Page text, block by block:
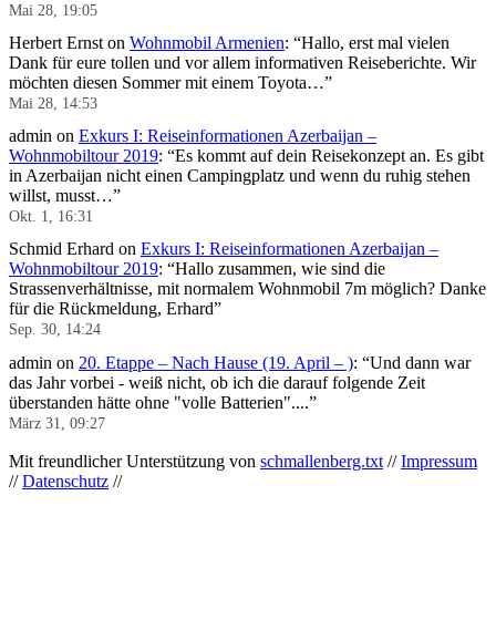
Mai 28, 19:05
Herbert Ernst on Wohnmobil Armenien: “Hallo, erst mal vielen
Dank für eure tollen und vor allem informativen Reiseberichte. Wir
möchten diesen Sommer mit einem Toyota…”
Mai 28, 14:53
admin on Exkurs I: Reiseinformationen Azerbaijan –
Wohnmobiltour 2019: “Es kommt auf dein Reisekonzept an. Es gibt
in Azerbaijan nicht einen Campingplatz und wenn du ruhig stehen
willst, musst…”
Okt. 1, 16:31
Schmid Erhard on Exkurs I: Reiseinformationen Azerbaijan –
Wohnmobiltour 2019: “Hallo zusammen, wie sind die
Strassenverhältnisse, mit normalem Wohnmobil 7m möglich? Danke
für die Rückmeldung, Erhard”
Sep. 30, 14:24
admin on 20. Etappe – Nach Hause (19. April – ): “Und dann war
das Jahr vorbei - weiß nicht, ob ich die darauf folgende Zeit
überstanden hätte ohne "volle Batterien"....”
März 31, 09:27
Mit freundlicher Unterstützung von schmallenberg.txt //Impressum
//Datenschutz //